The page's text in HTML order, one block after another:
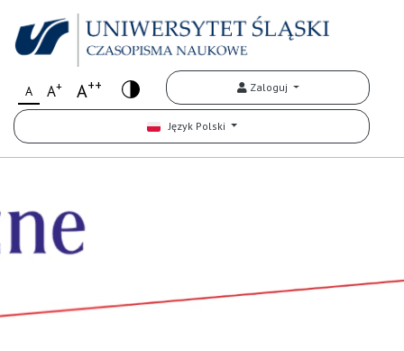
A A+ A++ Zaloguj
Język Polski